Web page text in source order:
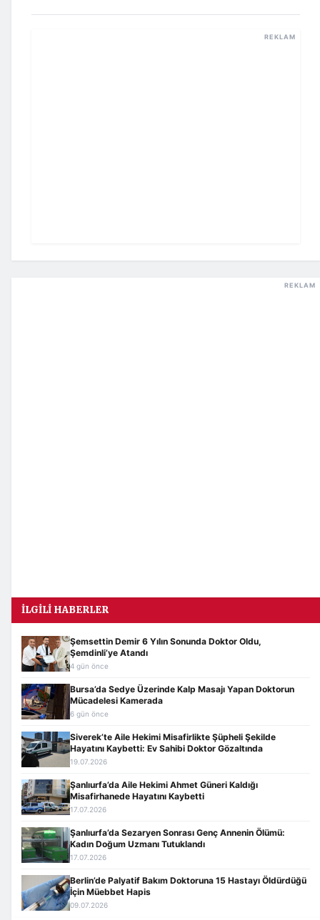
REKLAM
REKLAM
İLGILI HABERLER
Şemsettin Demir 6 Yılın Sonunda Doktor Oldu,
Şemdinli’ye Atandı
4 gün önce
Bursa’da Sedye Üzerinde Kalp Masajı Yapan Doktorun
Mücadelesi Kamerada
6 gün önce
Siverek’te Aile Hekimi Misafirlikte Şüpheli Şekilde
Hayatını Kaybetti: Ev Sahibi Doktor Gözaltında
19.07.2026
Şanlıurfa’da Aile Hekimi Ahmet Güneri Kaldığı
Misafirhanede Hayatını Kaybetti
17.07.2026
Şanlıurfa’da Sezaryen Sonrası Genç Annenin Ölümü:
Kadın Doğum Uzmanı Tutuklandı
17.07.2026
Berlin’de Palyatif Bakım Doktoruna 15 Hastayı Öldürdüğü
İçin Müebbet Hapis
09.07.2026